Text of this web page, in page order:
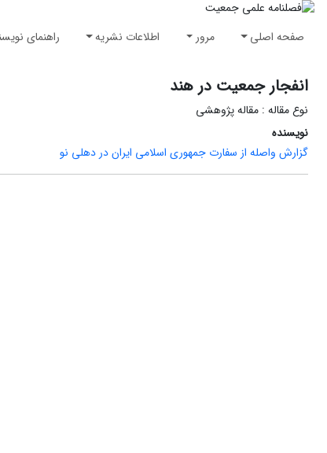
صفحه اصلی مرور اطلاعات نشریه راهنمای
انفجار جمعیت در هند
نوع مقاله : مقاله پژوهشی
نویسنده
گزارش واصله از سفارت جمهوری اسلامی ایران در دهلی نو